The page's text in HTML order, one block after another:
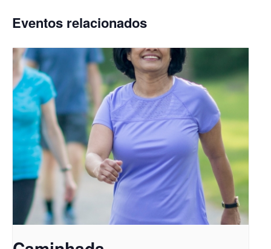
Eventos relacionados